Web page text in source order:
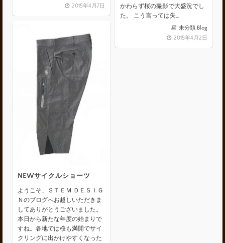
2015年4月7日
かわらず桜の撮影で大盛況でし
た。 こう言っては失…
未分類, Blog
2015年4月2日
NEWサイクルショーツ
ようこそ、ＳＴＥＭ ＤＥＳＩＧ
Ｎのブログへお越しいただきま
してありがとうございました。
本日から新たな年度の始まりで
すね。各地では桜も満開でサイ
クリングに出かけやすくなった